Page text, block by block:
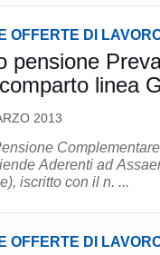
OFFERTE DI
Prevaer: Sollecitazione pubblica
linea
2013
Aderenti ad
iscritto con il n. ...
OFFERTE DI